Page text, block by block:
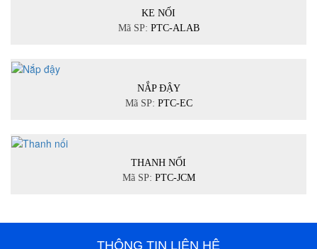
KE NỐI
Mã SP: PTC-ALAB
NẮP ĐẬY
Mã SP: PTC-EC
THANH NỐI
Mã SP: PTC-JCM
THÔNG TIN LIÊN HỆ